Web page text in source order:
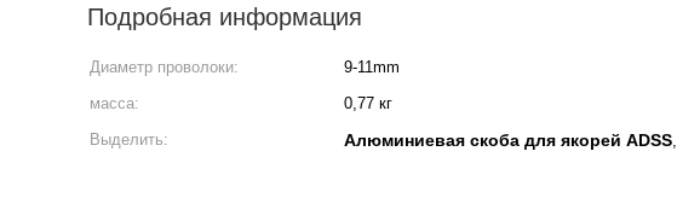
Подробная информация
Диаметр проволоки: 9-11mm
масса:
0,77 кг
Выделить:
Алюминиевая скоба для якорей ADSS,